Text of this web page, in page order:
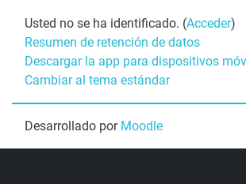
Usted no se ha identificado. (Acceder)
Resumen de retención de datos
Descargar la app para dispositivos
Cambiar al tema estándar
Desarrollado por Moodle